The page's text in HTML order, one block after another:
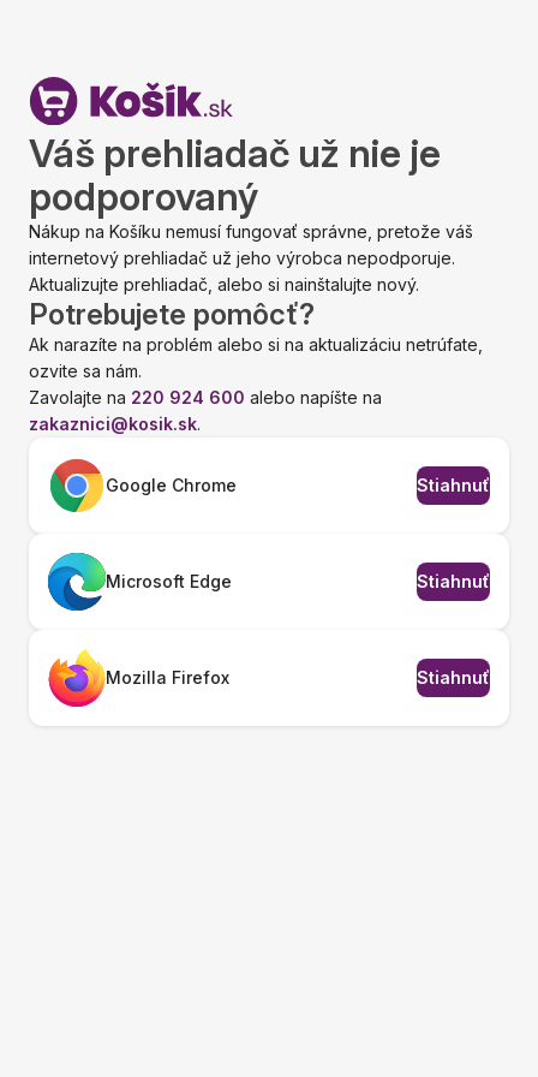
Váš prehliadač už nie je
podporovaný
Nákup na Košíku nemusí fungovať správne, pretože váš
internetový prehliadač už jeho výrobca nepodporuje.
Aktualizujte prehliadač, alebo si nainštalujte nový.
Potrebujete pomôcť?
Ak narazíte na problém alebo si na aktualizáciu netrúfate,
ozvite sa nám.
Zavolajte na 220 924 600 alebo napíšte na
zakaznici@kosik.sk.
Google Chrome Stiahnuť
Microsoft Edge Stiahnuť
Mozilla Firefox Stiahnuť